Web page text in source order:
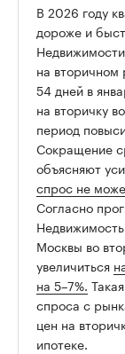
В 2026 году
дороже и
на вторичном
54 дней в
на вторичку
период
Сокращение
объясняют
спрос не
Согласно
Москвы во
увеличиться
на 5–7%.
спроса с
цен на
ипотеке.